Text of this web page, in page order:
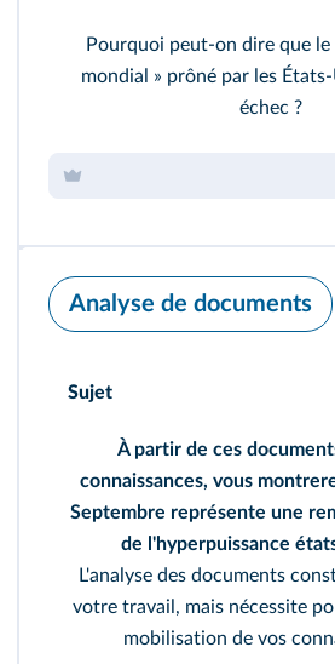
Pourquoi peut-on dire que
mondial » prôné par les
échec ?
Analyse de documents
Sujet
À partir de ces
connaissances, vous
Septembre représente une
de l'hyperpuissance
L'analyse des documents
votre travail, mais nécessite
mobilisation de vos